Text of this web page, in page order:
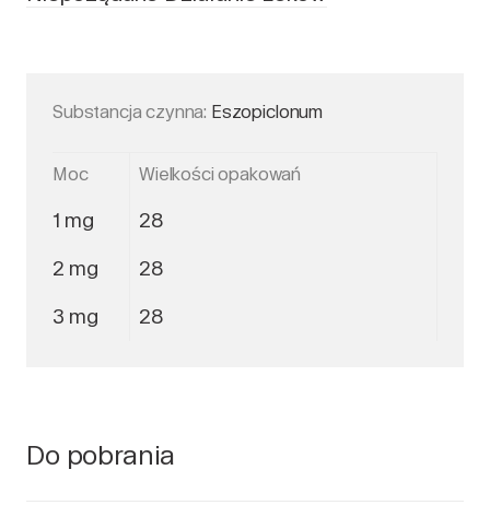
Substancja czynna: Eszopiclonum
Moc Wielkości opakowań
1 mg 28
2 mg 28
3 mg 28
Do pobrania